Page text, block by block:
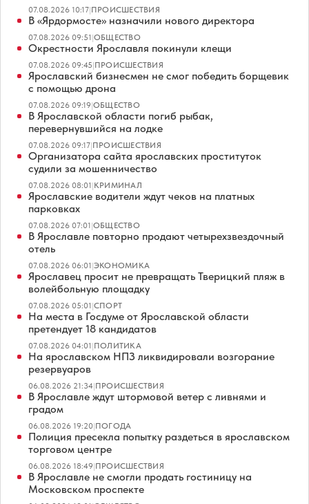
07.08.2026 10:17|ПРОИСШЕСТВИЯ
В «Ярдормосте» назначили нового директора
07.08.2026 09:51|ОБЩЕСТВО
Окрестности Ярославля покинули клещи
07.08.2026 09:45|ПРОИСШЕСТВИЯ
Ярославский бизнесмен не смог победить борщевик
с помощью дрона
07.08.2026 09:19|ОБЩЕСТВО
В Ярославской области погиб рыбак,
перевернувшийся на лодке
07.08.2026 09:17|ПРОИСШЕСТВИЯ
Организатора сайта ярославских проституток
судили за мошенничество
07.08.2026 08:01|КРИМИНАЛ
Ярославские водители ждут чеков на платных
парковках
07.08.2026 07:01|ОБЩЕСТВО
В Ярославле повторно продают четырехзвездочный
отель
07.08.2026 06:01|ЭКОНОМИКА
Ярославец просит не превращать Тверицкий пляж в
волейбольную площадку
07.08.2026 05:01|СПОРТ
На места в Госдуме от Ярославской области
претендует 18 кандидатов
07.08.2026 04:01|ПОЛИТИКА
На ярославском НПЗ ликвидировали возгорание
резервуаров
06.08.2026 21:34|ПРОИСШЕСТВИЯ
В Ярославле ждут штормовой ветер с ливнями и
градом
06.08.2026 19:20|ПОГОДА
Полиция пресекла попытку раздеться в ярославском
торговом центре
06.08.2026 18:49|ПРОИСШЕСТВИЯ
В Ярославле не смогли продать гостиницу на
Московском проспекте